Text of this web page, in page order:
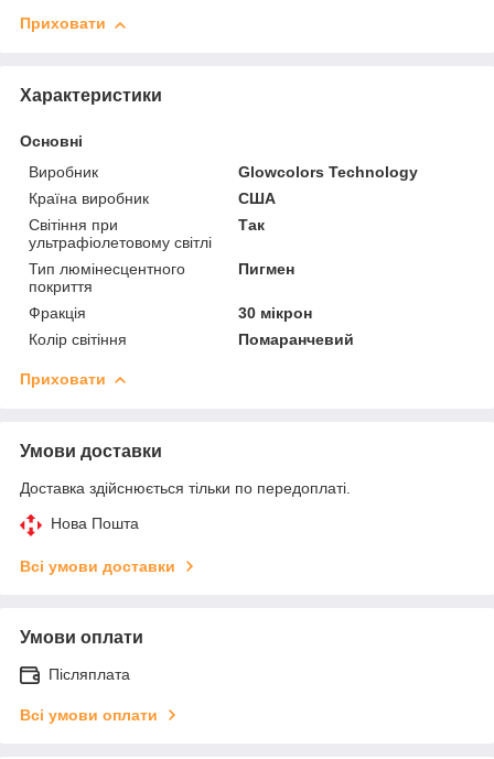
Приховати
Характеристики
Основні
Виробник
Glowcolors Technology
Країна виробник
США
Світіння при
ультрафіолетовому світлі
Так
Тип люмінесцентного
покриття
Пигмен
Фракція
30 мікрон
Колір світіння
Помаранчевий
Приховати
Умови доставки
Доставка здійснюється тільки по передоплаті.
Нова Пошта
Всі умови доставки
Умови оплати
Післяплата
Всі умови оплати